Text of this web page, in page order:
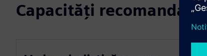
Capacități recomandate